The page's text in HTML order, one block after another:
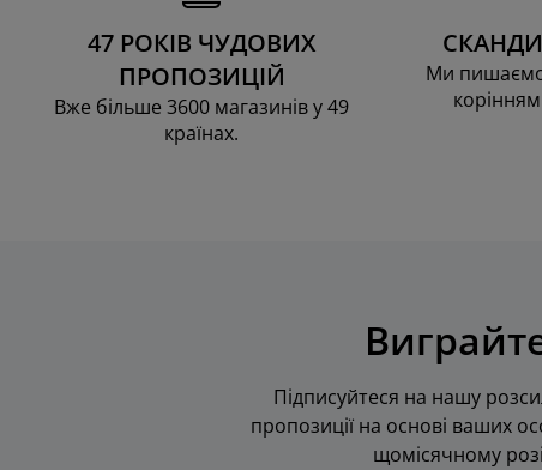
47 РОКІВ ЧУДОВИХ
ПРОПОЗИЦІЙ
Вже більше 3600 магазинів у 49
країнах.
Ми
Підписуйтеся на нашу
пропозиції на основі ваших
щомісячному